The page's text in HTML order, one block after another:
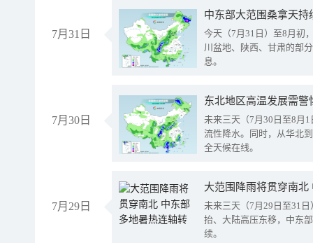
7月31日
中东部大范围桑拿天
今天（7月31日）至8月初
川盆地、陕西、甘肃的部
息。
7月30日
东北地区高温发展需
未来三天（7月30日至8月
流性降水。同时，从华北
全天候在线。
7月29日
大范围降雨将贯穿南
未来三天（7月29日至31
抬、大陆高压东移，中东
续。